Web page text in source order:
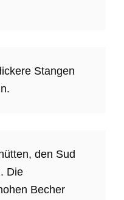
Stangen
den Sud
Die
Becher